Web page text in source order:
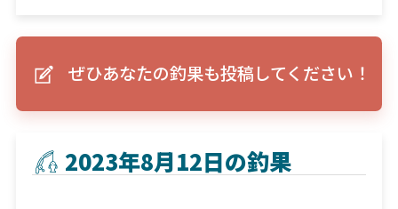
ぜひあなたの釣果も投稿してください！
2023年8月12日の釣果